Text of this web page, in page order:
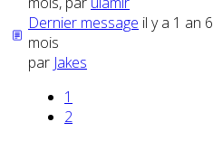
Dernier message il y a 1 an 6
mois
par Jakes
1
2